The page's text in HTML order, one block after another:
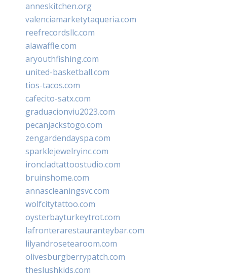
anneskitchen.org
valenciamarketytaqueria.com
reefrecordsllc.com
alawaffle.com
aryouthfishing.com
united-basketball.com
tios-tacos.com
cafecito-satx.com
graduacionviu2023.com
pecanjackstogo.com
zengardendayspa.com
sparklejewelryinc.com
ironcladtattoostudio.com
bruinshome.com
annascleaningsvc.com
wolfcitytattoo.com
oysterbayturkeytrot.com
lafronterarestauranteybar.com
lilyandrosetearoom.com
olivesburgberrypatch.com
theslushkids.com